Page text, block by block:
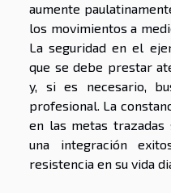
aumente
los movimientos a
La seguridad en el
que se debe prestar
y, si es necesario,
profesional. La
en las metas trazadas
una integración
resistencia en su vida